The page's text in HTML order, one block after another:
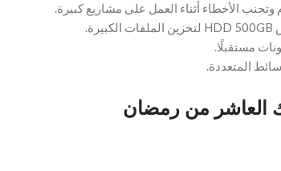
العاشر من رمضان